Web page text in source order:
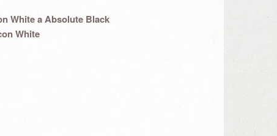
White a Absolute Black
White